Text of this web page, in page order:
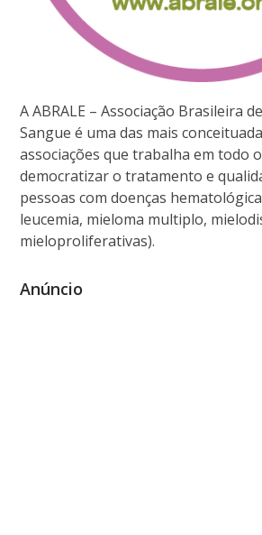
A ABRALE – Associação Brasileira
Sangue é uma das mais
associações que trabalha em todo
democratizar o tratamento e
pessoas com doenças
leucemia, mieloma multiplo,
mieloproliferativas).
Anúncio